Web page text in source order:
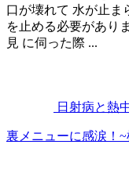
口が壊れて 水が止ま
を止める必要があり
見 に伺った際 ...
日射病と熱
裏メニューに感涙！